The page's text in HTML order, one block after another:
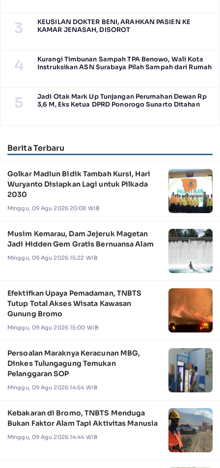
3
KEUSILAN DOKTER BENI, ARAHKAN PASIEN KE
KAMAR JENASAH, DISOROT
4
Kurangi Timbunan Sampah TPA Benowo, Wali Kota
Instruksikan ASN Surabaya Pilah Sampah dari Rumah
5
Jadi Otak Mark Up Tunjangan Perumahan Dewan Rp
3,6 M, Eks Ketua DPRD Ponorogo Sunarto Ditahan
Berita Terbaru
Golkar Madiun Bidik Tambah Kursi, Hari
Wuryanto Disiapkan Lagi untuk Pilkada
2030
Minggu, 09 Agu 2026 20:08 WIB
Musim Kemarau, Dam Jejeruk Magetan
Jadi Hidden Gem Gratis Bernuansa Alam
Minggu, 09 Agu 2026 15:22 WIB
Efektifkan Upaya Pemadaman, TNBTS
Tutup Total Akses Wisata Kawasan
Gunung Bromo
Minggu, 09 Agu 2026 15:00 WIB
Persoalan Maraknya Keracunan MBG,
Dinkes Tulungagung Temukan
Pelanggaran SOP
Minggu, 09 Agu 2026 14:54 WIB
Kebakaran di Bromo, TNBTS Menduga
Bukan Faktor Alam Tapi Aktivitas Manusia
Minggu, 09 Agu 2026 14:44 WIB